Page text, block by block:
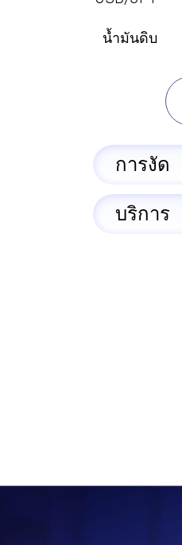
น้ำมันดิบ
การงัด
บริการ